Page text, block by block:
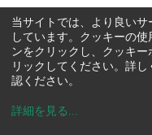
当サイトでは、より良い
しています。クッキーの
ンをクリックし、クッキ
リックしてください。詳
認ください。
詳細を見る ...